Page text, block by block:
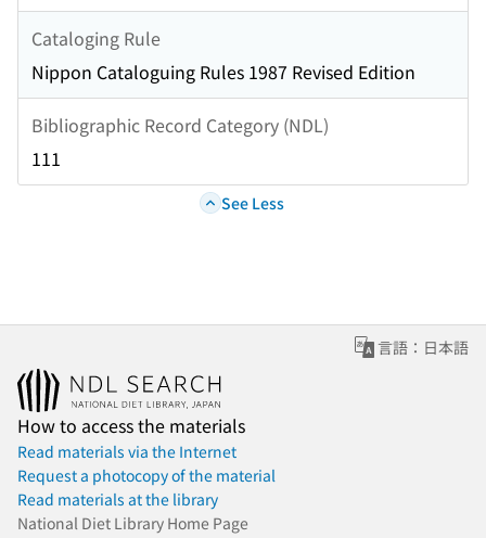
Cataloging Rule
Nippon Cataloguing Rules 1987 Revised Edition
Bibliographic Record Category (NDL)
111
See Less
言語：日本語
How to access the materials
Read materials via the Internet
Request a photocopy of the material
Read materials at the library
National Diet Library Home Page